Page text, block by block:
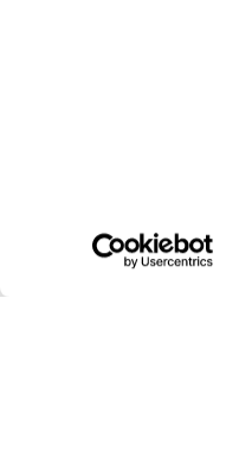
Die
zwischen
Startups